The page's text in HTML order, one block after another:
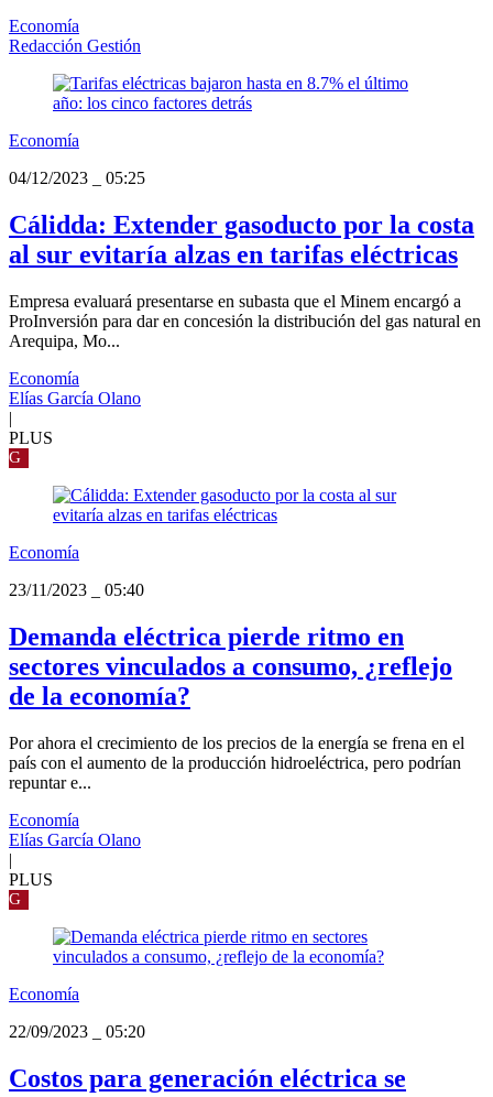
Economía
Redacción Gestión
Economía
04/12/2023
05:25
Cálidda: Extender gasoducto por la costa
al sur evitaría alzas en tarifas eléctricas
Empresa evaluará presentarse en subasta que el Minem encargó a
ProInversión para dar en concesión la distribución del gas natural en
Arequipa, Mo...
Economía
Elías García Olano
|
PLUS
G
Economía
23/11/2023
05:40
Demanda eléctrica pierde ritmo en
sectores vinculados a consumo, ¿reflejo
de la economía?
Por ahora el crecimiento de los precios de la energía se frena en el
país con el aumento de la producción hidroeléctrica, pero podrían
repuntar e...
Economía
Elías García Olano
|
PLUS
G
Economía
22/09/2023
05:20
Costos para generación eléctrica se